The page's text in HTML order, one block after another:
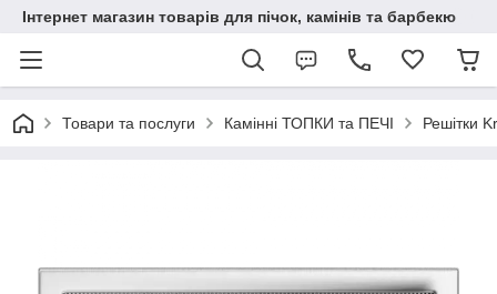
Інтернет магазин товарів для пічок, камінів та барбекю
Товари та послуги Камінні ТОПКИ та ПЕЧІ Решітки